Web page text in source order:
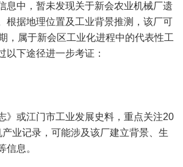
息中，暂未发现关于新会农业机械厂遗
根据地理位置及工业背景推测，该厂可
，属于新会区工业化进程中的代表性工
以下途径进一步考证：
》或江门市工业发展史料，重点关注20
业记录，可能涉及该厂建立背景、生
信息。